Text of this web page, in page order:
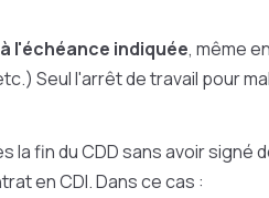
à l'échéance indiquée, même
Seul l'arrêt de travail pour
la fin du CDD sans avoir signé
en CDI. Dans ce cas :